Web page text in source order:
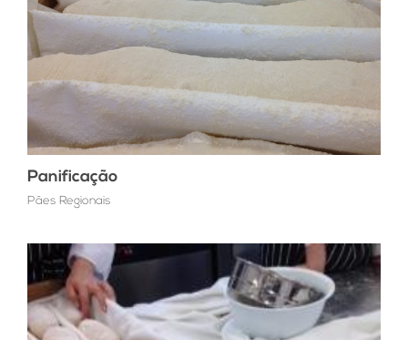
Panificação
Pães Regionais